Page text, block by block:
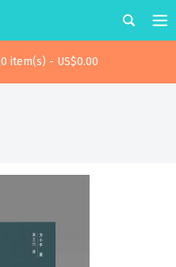
0 item(s) - US$0.00